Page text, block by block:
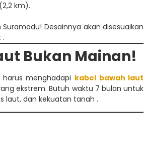
km).
Desainnya akan disesuaikan
.
Bukan Mainan!
menghadapi kabel bawah laut
ekstrem. Butuh waktu 7 bulan untuk
laut, dan kekuatan tanah .